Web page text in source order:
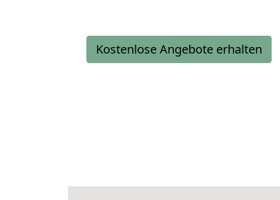
Kostenlose Angebote erhalten